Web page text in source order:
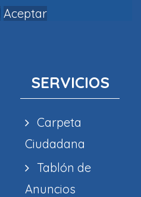
Aceptar
SERVICIOS
Carpeta
Ciudadana
Tablón de
Anuncios